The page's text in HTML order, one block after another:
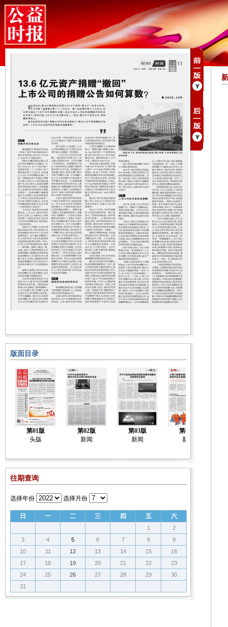
版面目录
第01版
头版
第02版
新闻
第03版
新闻
第04版
新闻
往期查询
选择年份 选择月份
日 一 二 三 四 五 六
1
2
3
4 5 6 7 8
9
10
11 12 13 14 15
16
17
18 19 20 21 22
23
24
25 26 27 28 29
30
31